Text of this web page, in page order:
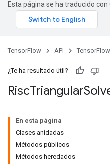
Esta página se ha traducido con
TensorFlow API
¿Te ha resultado útil?
RiscTriangular
En esta página
Clases anidadas
Métodos públicos
Métodos heredados